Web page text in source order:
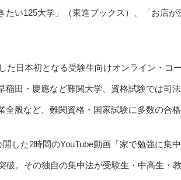
たい125大学」（東進ブックス）、「お店
た日本初となる受験生向けオンライン・コ
稲田・慶應など難関大学、資格試験では司
全般など、難関資格・国家試験に多数の合格
開した2時間のYouTube動画「家で勉強に集
破。その独自の集中法が受験生・中高生・